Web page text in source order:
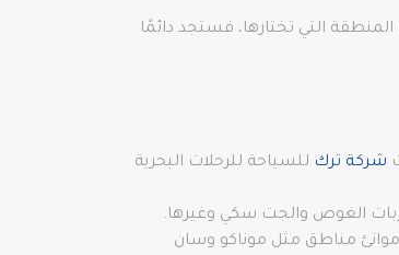
التي تختارها، فستجد دائمًا
شركة ترك للسياحة للرحلات البحرية
الغوص والجت سكي وغيرها.
مناطق مثل موناكو وسان